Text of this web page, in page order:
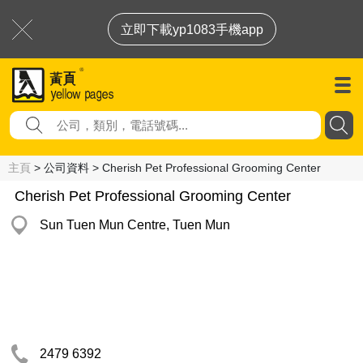
立即下載yp1083手機app
主頁 > 公司資料 > Cherish Pet Professional Grooming Center
Cherish Pet Professional Grooming Center
Sun Tuen Mun Centre, Tuen Mun
2479 6392